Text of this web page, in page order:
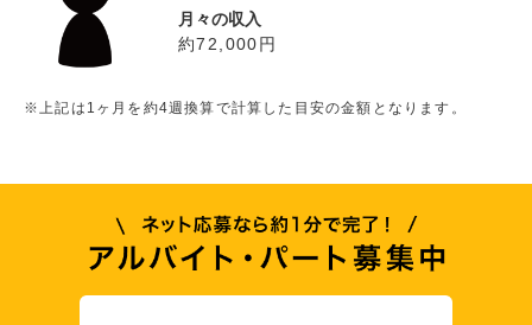
月々の収入
約72,000円
※上記は1ヶ月を約4週換算で計算した目安の金額となります。